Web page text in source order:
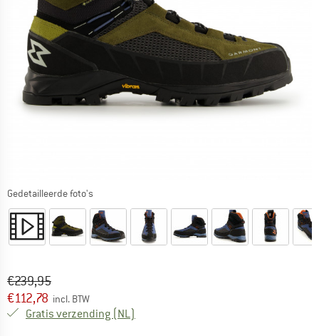
Gedetailleerde foto's
Oorspronkelijke prijs :
€239,95
Prijs:
€112,78 incl. BTW
Gratis verzending (NL)